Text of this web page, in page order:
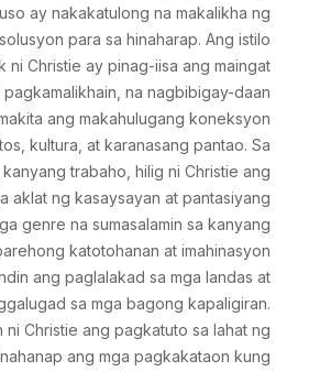
ay nakakatulong na makalikha ng
para sa hinaharap. Ang istilo
ni Christie ay pinag-iisa ang maingat
pagkamalikhain, na nagbibigay-daan
ang makahulugang koneksyon
kultura, at karanasang pantao. Sa
trabaho, hilig ni Christie ang
aklat ng kasaysayan at pantasiyang
genre na sumasalamin sa kanyang
katotohanan at imahinasyon
ang paglalakad sa mga landas at
sa mga bagong kapaligiran.
ni Christie ang pagkatuto sa lahat ng
ang mga pagkakataon kung